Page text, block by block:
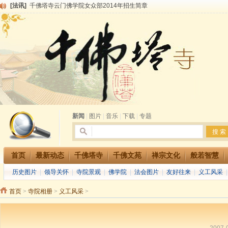
[法讯] 千佛塔寺云门佛学院女众部2014年招生简章
[法讯]
共赴华藏世界 进入最后七天倒计时 殊胜华严法会 快快同享富贵庄严海
千佛塔寺阅藏堂周末阅藏报名通知
[法讯]
清明节祭祖报恩地藏法会
[法讯] 本寺方丈上明下慧尼和尚开讲《六祖坛经》
[法讯]
2015-3-26师父于法堂对大众的开示
[法讯]
广东千佛塔寺云门佛学院女众部 2016年招生简章
[法讯]
恭请海涛法师莅临千佛塔寺弘法
[法讯] 2014年七月大法会 祈福息灾地藏七 冥阳两利普渡群蒙盂兰盆
新闻
图片 音乐 下载 专题
首页 最新动态 千佛塔寺 千佛文苑 禅宗文化 般若智慧
历史图片 领导关怀 寺院景观 佛学院 法会图片 友好往来 义工风采
首页 > 寺院相册 > 义工风采 >